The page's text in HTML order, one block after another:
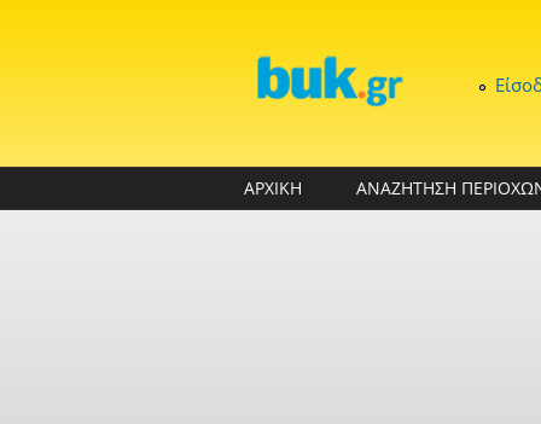
ΑΡΧΙΚΗ ΑΝΑΖΗΤΗΣΗ